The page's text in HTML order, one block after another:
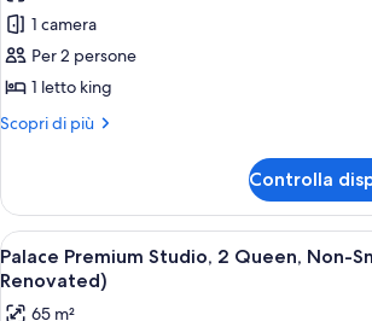
(Palace)
per
Palace
Premium
Studio,
Non-
Smoking
(Newly
Renovated)
1 camera
Per 2 persone
1 letto king
Scopri di più
Altri
Premium
Studio,
1
King,
Controlla
Apri
tutte
le
Camera
4
Palace Premium Studio, 2 Queen, Non-
Renovated)
65 m²